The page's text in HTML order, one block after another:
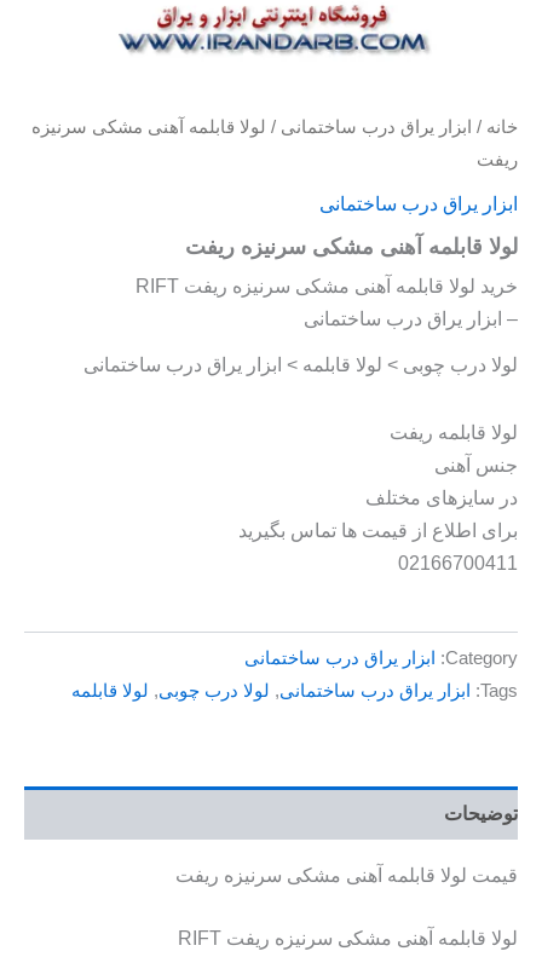
خانه / ابزار یراق درب ساختمانی / لولا قابلمه آهنی مشکی سرنیزه
ریفت
ابزار یراق درب ساختمانی
لولا قابلمه آهنی مشکی سرنیزه ریفت
خرید لولا قابلمه آهنی مشکی سرنیزه ریفت RIFT
– ابزار یراق درب ساختمانی
لولا درب چوبی > لولا قابلمه > ابزار یراق درب ساختمانی
لولا قابلمه ریفت
جنس آهنی
در سایزهای مختلف
برای اطلاع از قیمت ها تماس بگیرید
02166700411
Category:
ابزار یراق درب ساختمانی
Tags:
ابزار یراق درب ساختمانی, لولا درب چوبی, لولا قابلمه
توضیحات
قیمت لولا قابلمه آهنی مشکی سرنیزه ریفت
لولا قابلمه آهنی مشکی سرنیزه ریفت RIFT